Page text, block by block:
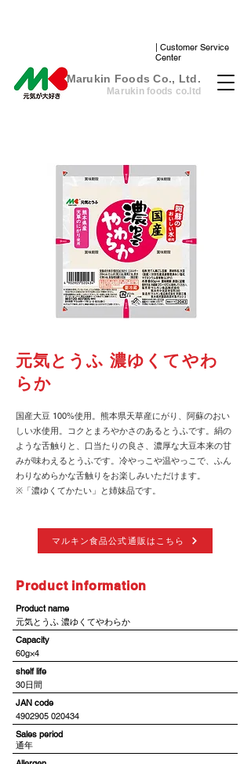
| Customer Service
Center
​Marukin Foods Co., Ltd.
Marukin foods co.ltd
元気とうふ 濃ゆくてやわ
らか
国産大豆 100%使用。熊本県天草産にがり、阿蘇のおい
しい水使用。コクとまろやかさのあるとうふです。絹の
ような舌触りと、口当たりの良さ、濃厚な大豆本来の甘
みが味わえるとうふです。冷やっこや温やっこで、ふん
わりなめらかな舌触りをお楽しみいただけます。
※「濃ゆくてかたい」と姉妹品です。
マルキン食品公式通販はこちら
​Product information
​Product name
元気とうふ 濃ゆくてやわらか
​Capacity
60g×4
shelf life
30日間
JAN code
4902905 020434
​Sales period
通年